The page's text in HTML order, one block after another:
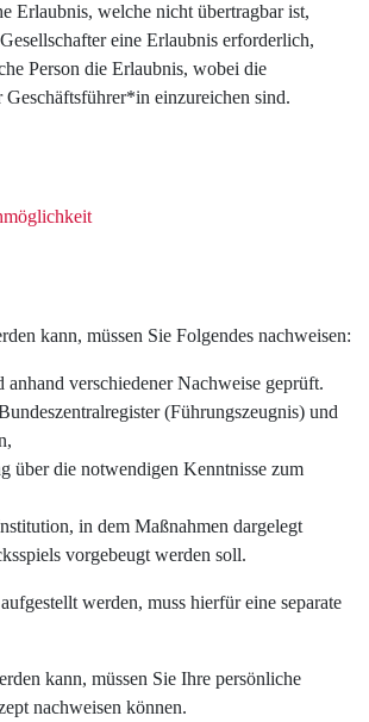
Erlaubnis, welche nicht übertragbar ist,
eine Erlaubnis erforderlich,
Person die Erlaubnis, wobei die
einzureichen sind.
kann, müssen Sie Folgendes nachweisen:
verschiedener Nachweise geprüft.
(Führungszeugnis) und
über die notwendigen Kenntnisse zum
in dem Maßnahmen dargelegt
vorgebeugt werden soll.
werden, muss hierfür eine separate
kann, müssen Sie Ihre persönliche
nachweisen können.